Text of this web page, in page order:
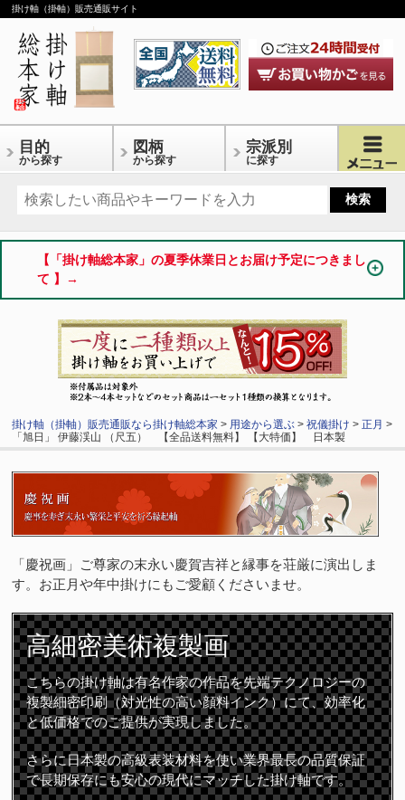
掛け軸（掛軸）販売通販サイト
目的
から探す
図柄
から探す
宗派別
に探す
【「掛け軸総本家」の夏季休業日とお届け予定につきまし
て 】→
掛け軸（掛軸）販売通販なら掛け軸総本家 > 用途から選ぶ >祝儀掛け >正月 >
「旭日」 伊藤渓山 （尺五） 【全品送料無料】 【大特価】 日本製
「慶祝画」ご尊家の末永い慶賀吉祥と縁事を荘厳に演出しま
す。お正月や年中掛けにもご愛顧くださいませ。
高細密美術複製画
こちらの掛け軸は有名作家の作品を先端テクノロジーの
複製細密印刷（対光性の高い顔料インク）にて、効率化
と低価格でのご提供が実現しました。
さらに日本製の高級表装材料を使い業界最長の品質保証
で長期保存にも安心の現代にマッチした掛け軸です。